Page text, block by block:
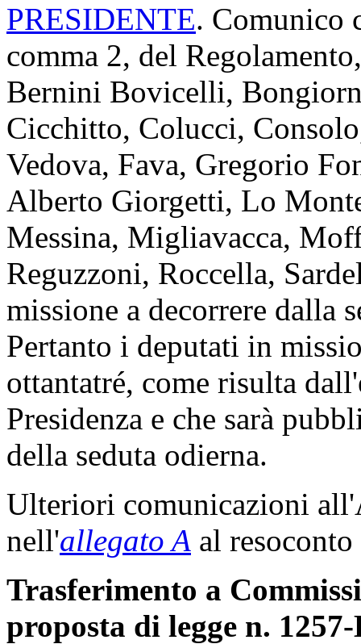
PRESIDENTE. Comunico
comma 2, del
Bernini Bovicelli,
Cicchitto, Colucci,
Vedova, Fava, Gregorio
Alberto Giorgetti, Lo
Messina, Migliavacca,
Reguzzoni, Roccella,
missione a decorrere dalla
Pertanto i deputati in
ottantatré, come risulta
Presidenza e che sarà
della seduta odierna.
Ulteriori comunicazioni
nell'allegato A al
Trasferimento a
proposta di legge n.